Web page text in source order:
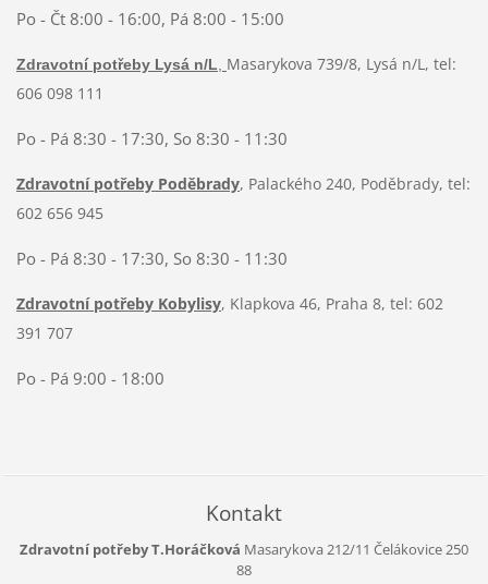
Po - Čt 8:00 - 16:00, Pá 8:00 - 15:00
Zdravotní potřeby Lysá n/L Masarykova 739/8, Lysá n/L, tel:
606 098 111
Po - Pá 8:30 - 17:30, So 8:30 - 11:30
Zdravotní potřeby Poděbrady, Palackého 240, Poděbrady, tel:
602 656 945
Po - Pá 8:30 - 17:30, So 8:30 - 11:30
Zdravotní potřeby Kobylisy, Klapkova 46, Praha 8, tel: 602
391 707
Po - Pá 9:00 - 18:00
Kontakt
Zdravotní potřeby T.Horáčková Masarykova 212/11 Čelákovice 250
88